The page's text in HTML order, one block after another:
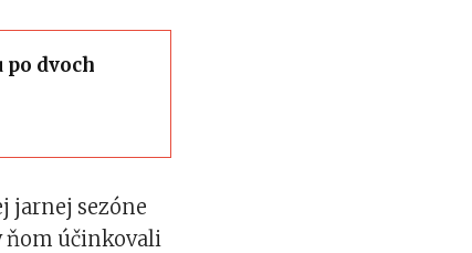
dvoch
jarnej sezóne
ňom účinkovali